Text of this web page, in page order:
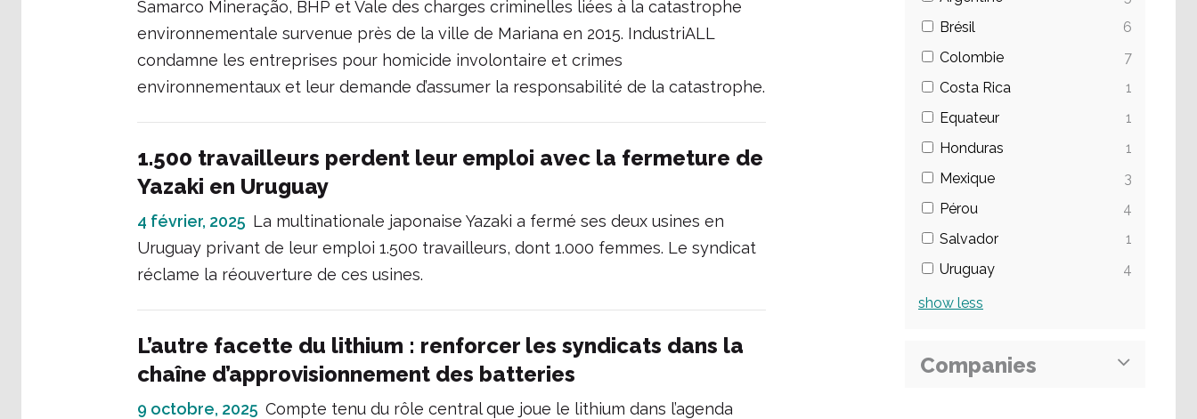
Samarco Mineração, BHP et Vale des charges criminelles liées à la catastrophe
environnementale survenue près de la ville de Mariana en 2015. IndustriALL
condamne les entreprises pour homicide involontaire et crimes
environnementaux et leur demande d’assumer la responsabilité de la catastrophe.
1.500 travailleurs perdent leur emploi avec la fermeture de
Yazaki en Uruguay
4 février, 2025 La multinationale japonaise Yazaki a fermé ses deux usines en
Uruguay privant de leur emploi 1.500 travailleurs, dont 1.000 femmes. Le syndicat
réclame la réouverture de ces usines.
L’autre facette du lithium : renforcer les syndicats dans la
chaîne d’approvisionnement des batteries
9 octobre, 2025 Compte tenu du rôle central que joue le lithium dans l’agenda
Brésil
6
Colombie
7
Costa Rica
1
Equateur
1
Honduras
1
Mexique
3
Pérou
4
Salvador
1
Uruguay
4
show less
Companies